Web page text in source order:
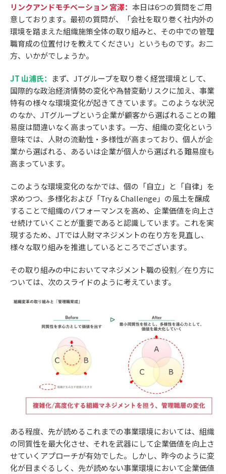
リンクアンドモチベーション 宮澤： 本日は6つの質問をご用
意しております。最初の質問が、「会社を取り巻く社内外の
環境を踏まえた組織施策全体の取り組みと、その中での管理
職育成の位置付けを教えてください」というものです。お二
方、いかがでしょうか。
JT 山浦氏：
まず、JTグループを取り巻く経営環境として、
国際的な政治経済情勢の変化や為替変動リスクに加え、事業
特有の様々な環境変化が起きてきています。このような状況
のなか、JTグループという企業が顧客から選ばれることの難
易度は間違いなく高まっています。一方、組織の変化という
意味では、人財の流動性・多様性が高まっており、個人が企
業から選ばれる、あるいは企業が個人から選ばれる難易度も
高まっています。
このような環境変化のなかでは、個の「自立」と「自律」を
求めつつ、多様化および「Try & Challenge」の風土を醸成
することで組織のパフォーマンスを高め、企業価値を向上さ
せ続けていくことが重要であると認識しています。これを実
現するため、JTでは人財マネジメントの在り方を見直し、
様々な取り組みを推進しているところでございます。
その取り組みの中においてマネジメント職の役割／在り方に
ついては、次のスライドのように考えています。
ある程度、先が読めるこれまでの事業環境においては、組織
の同質性を最大化させ、それを武器にして企業価値を向上さ
せていくアプローチが有効でした。しかし、昨今のように変
化が目まぐるしく、先が読めない事業環境において企業価値